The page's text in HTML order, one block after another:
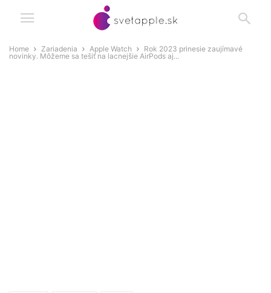
Home Zariadenia Apple Watch
Rok 2023 prinesie zaujímavé
novinky. Môžeme sa tešiť na lacnejšie AirPods aj...